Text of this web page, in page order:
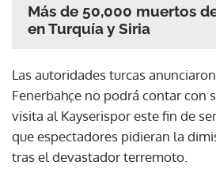
Más de 50,000 muertos
en Turquía y Siria
Las autoridades turcas
Fenerbahçe no podrá contar con
visita al Kayserispor este fin de
que espectadores pidieran la
tras el devastador terremoto.